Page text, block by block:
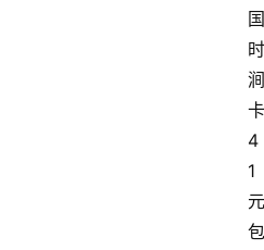
国
时
涧
卡
4
1
元
包